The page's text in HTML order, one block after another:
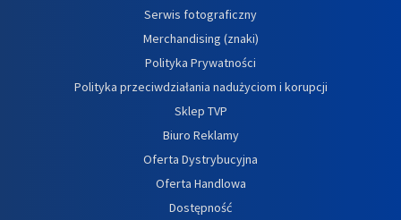
Serwis fotograficzny
Merchandising (znaki)
Polityka Prywatności
Polityka przeciwdziałania nadużyciom i korupcji
Sklep TVP
Biuro Reklamy
Oferta Dystrybucyjna
Oferta Handlowa
Dostępność